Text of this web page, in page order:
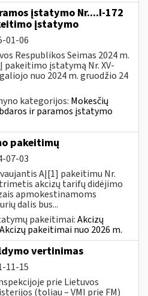
įstatymo Nr....I-172
įstatymo
01-06
Respublikos Seimas 2024 m.
pakeitimo įstatymą Nr. XV-
nuo 2024 m. gruodžio 24
kategorijos: Mokesčių
ir paramos įstatymo
pakeitimų
07-03
AĮ[1] pakeitimu Nr.
akcizų tarifų didėjimo
apmokestinamoms
dalis bus...
pakeitimai:Akcizų
Akcizų pakeitimai nuo 2026 m.
vertinimas
11-15
prie Lietuvos
(toliau – VMI prie FM)